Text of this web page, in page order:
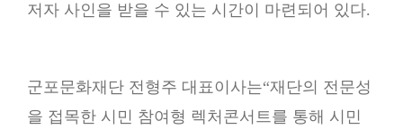
저자 사인을 받을 수 있는 시간이 마련되어 있다.
군포문화재단 전형주 대표이사는“재단의 전문성
을 접목한 시민 참여형 렉처콘서트를 통해 시민